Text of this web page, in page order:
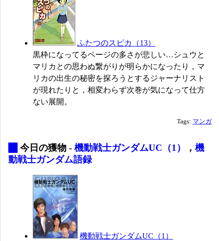
ふたつのスピカ（13）
黒枠になってるページの多さが悲しい…シュウと
マリカとの思わぬ繋がりが明らかになったり，マ
リカの出生の秘密を探ろうとするジャーナリスト
が現れたりと，相変わらず次巻が気になって仕方
ない展開。
Tags: マンガ
今日の獲物 -機動戦士ガンダムUC（1） ，機
動戦士ガンダム語録
機動戦士ガンダムUC（1）